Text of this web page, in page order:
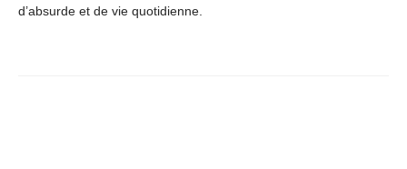
d’absurde et de vie quotidienne.